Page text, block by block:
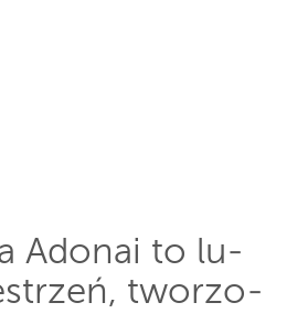
Ado­nai to lu­
two­rzo­